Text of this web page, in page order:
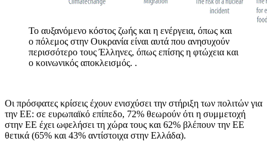
Το αυξανόμενο κόστος ζωής και η ενέργεια, όπως και
ο πόλεμος στην Ουκρανία είναι αυτά που ανησυχούν
περισσότερο τους Έλληνες, όπως επίσης η φτώχεια και
ο κοινωνικός αποκλεισμός. .
Οι πρόσφατες κρίσεις έχουν ενισχύσει την στήριξη των πολιτών για
την ΕΕ: σε ευρωπαϊκό επίπεδο, 72% θεωρούν ότι η συμμετοχή
στην ΕΕ έχει ωφελήσει τη χώρα τους και 62% βλέπουν την ΕΕ
θετικά (65% και 43% αντίστοιχα στην Ελλάδα).